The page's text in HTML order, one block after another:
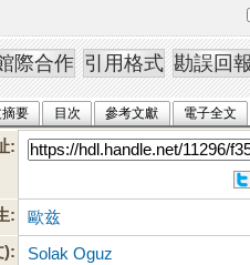
要 目次 參考文獻 電子全文
:
:
歐兹
):
Solak Oguz